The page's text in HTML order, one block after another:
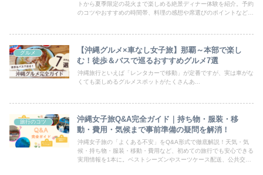
トから夏季限定の花火まで楽しめる絶景ディナー体験を紹介。予約
のコツやおすすめの時間帯、料理の感想や席選びのポイントなど、
グルメ
【沖縄グルメ×車なし女子旅】那覇～本部で楽し
む！徒歩＆バスで巡るおすすめグルメ7選
沖縄旅行といえば「レンタカーで移動」が定番ですが、実は車がな
くても楽しめるグルメスポットがたくさんあ...
旅行のコツ
沖縄女子旅Q&A完全ガイド｜持ち物・服装・移
動・費用・気候まで事前準備の疑問を解消！
沖縄女子旅の「よくある不安」をQ&A形式で徹底解説！天気・気
候・持ち物・服装・移動・費用など、初めての旅行でも安心できる
実用情報を1本に。ベストシーズンやスーツケース配送、公共交通